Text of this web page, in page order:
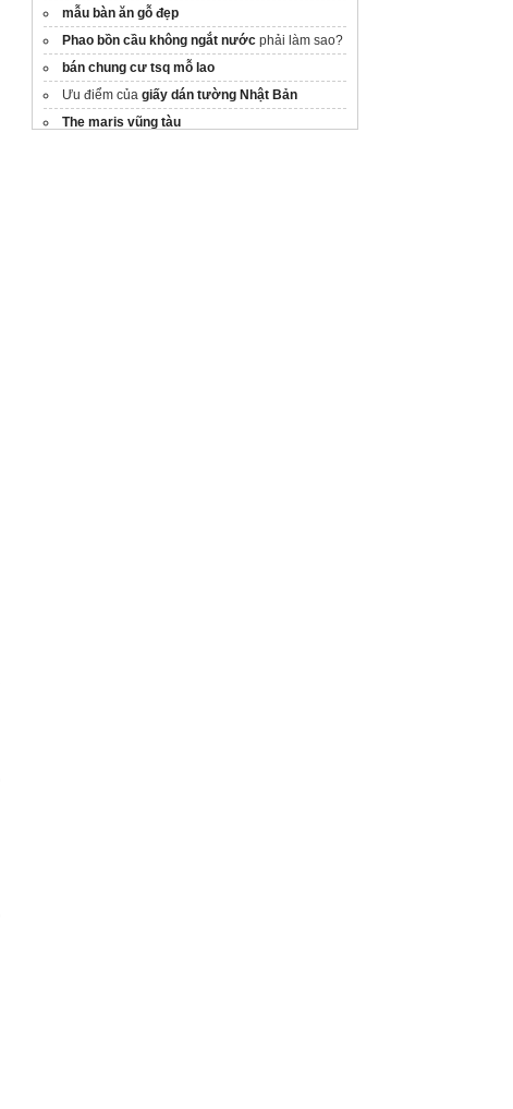
Thi côngđá granitocao cấp
Máy phun sơn công nghiệp là gì?
Cho thuê xe nâng tphcm
99+ mẫuGạch lát vỉa hèmới nhất
mẫu bàn ăn gỗ đẹp
Phao bồn cầu không ngắt nước phải làm sao?
bán chung cư tsq mỗ lao
Ưu điểm của giấy dán tường Nhật Bản
The maris vũng tàu